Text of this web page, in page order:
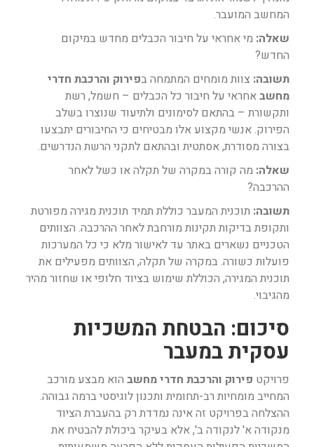
המחשב המועבר.
שאלה: מי אחראי על חיבור הכבלים מחדש במיקום
החדש?
תשובה: צוות מומחים המתמחה בפירוק והרכבת חדרי
מחשבאחראי על חיבור כל הכבלים – חשמל, רשת
ותקשורת – בהתאם לסימונים ולתיעוד שנוצרו בשלב
הפירוק. אנשי מקצוע אלו מבטיחים כי החיבורים יתבצעו
בצורה מסודרת, אסתטית ובהתאם לתקני הרשת הנדרשים.
שאלה: מה קורה במקרה של תקלה או כשל לאחר
ההרכבה?
תשובה: תוכנית המעבר כוללת תמיד תוכנית מגירה מפורטת
ותקופת בדיקות תקינות מורחבת לאחר ההרכבה. הצוותים
הטכניים נשארים באתר עד לאישור מלא כי כל המערכות
פועלות כשורה. במקרה של תקלה, הצוותים מפעילים את
תוכנית המגירה, הכוללת שימוש בציוד חלופי או שחזור מהיר
מהגיבוי.
סיכום: הבטחת המשכיות
עסקית במעבר
פרויקט פירוק והרכבת חדרי מחשב הוא מבצע מורכב
המחייב מומחיות רב-תחומית ותכנון לוגיסטי ברמה גבוהה.
ההצלחה בפרויקט זה אינה נמדדת רק בהעברת הציוד
מנקודה א' לנקודה ב', אלא בעיקר ביכולת להבטיח את